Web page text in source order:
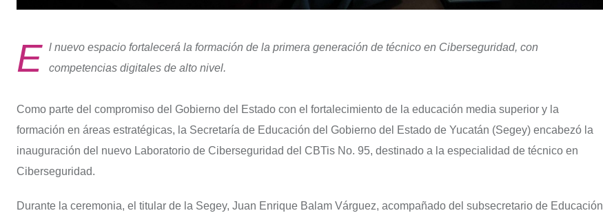
E l nuevo espacio fortalecerá la formación de la primera generación de técnico en Ciberseguridad, con
competencias digitales de alto nivel.
Como parte del compromiso del Gobierno del Estado con el fortalecimiento de la educación media superior y la
formación en áreas estratégicas, la Secretaría de Educación del Gobierno del Estado de Yucatán (Segey) encabezó la
inauguración del nuevo Laboratorio de Ciberseguridad del CBTis No. 95, destinado a la especialidad de técnico en
Ciberseguridad.
Durante la ceremonia, el titular de la Segey, Juan Enrique Balam Várguez, acompañado del subsecretario de Educación